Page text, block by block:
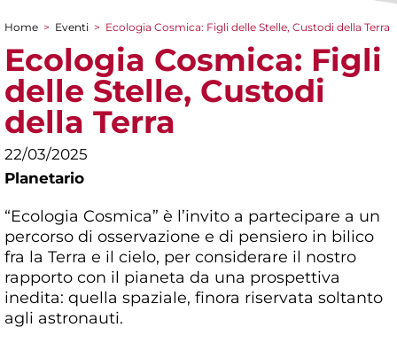
Tu sei qui
Home > Eventi > Ecologia Cosmica: Figli delle Stelle, Custodi della Terra
Ecologia Cosmica: Figli
delle Stelle, Custodi
della Terra
22/03/2025
Planetario
“Ecologia Cosmica” è l’invito a partecipare a un
percorso di osservazione e di pensiero in bilico
fra la Terra e il cielo, per considerare il nostro
rapporto con il pianeta da una prospettiva
inedita: quella spaziale, finora riservata soltanto
agli astronauti.